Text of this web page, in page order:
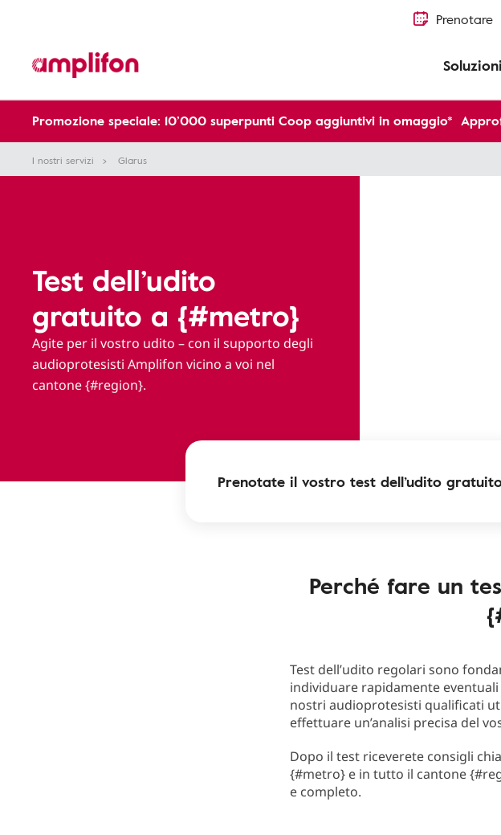
Prenotare
Promozione speciale: 10’000 superpunti Coop aggiuntivi in omaggio*
I nostri servizi Glarus
Test dell’udito
gratuito a {#metro}
Agite per il vostro udito – con il supporto degli
audioprotesisti Amplifon vicino a voi nel
cantone {#region}.
Prenotate il vostro test dell’udito
Perché fare un
Test dell’udito regolari sono
individuare rapidamente
nostri audioprotesisti qualificati
effettuare un’analisi precisa del
Dopo il test riceverete consigli
{#metro} e in tutto il cantone
e completo.